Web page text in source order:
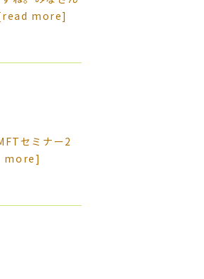
more]
セミナー2
more]